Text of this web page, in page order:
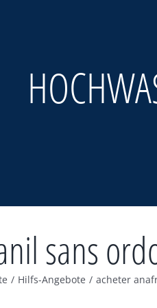
sans
/ Hilfs-Angebote / acheter